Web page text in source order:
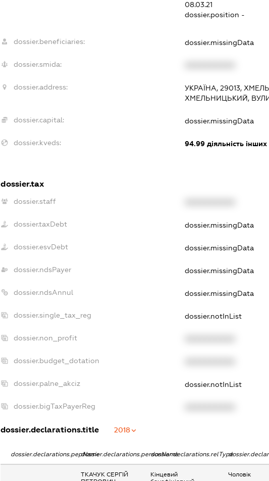
08.03.21
dossier.position -
dossier.beneficiaries: dossier.missingData
dossier.smida:
dossier.address:
УКРАЇНА, 29013,
ХМЕЛЬНИЦЬКИЙ,
dossier.capital: dossier.missingData
dossier.kveds: 94.99діяльність інших
dossier.tax
dossier.staff
dossier.taxDebt dossier.missingData
dossier.esvDebt dossier.missingData
dossier.ndsPayer dossier.missingData
dossier.ndsAnnul dossier.missingData
dossier.single_tax_reg dossier.notInList
dossier.non_profit
dossier.budget_dotation
dossier.palne_akciz dossier.notInList
dossier.bigTaxPayerReg
dossier.declarations.title 2018
dossier.declarations.pepNamedossier.declarations.personNamedossier.declarations.relType
ТКАЧУК СЕРГІЙ
Кінцевий
Чоловік